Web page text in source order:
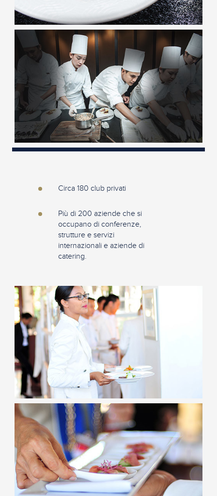
Circa 180 club privati
Più di 200 aziende che si
occupano di conferenze,
strutture e servizi
internazionali e aziende di
catering.